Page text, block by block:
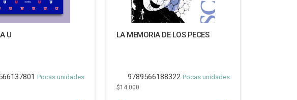
U
Pocas unidades
LA MEMORIA DE LOS PECES
9789566188322 Pocas unidades
$14.000